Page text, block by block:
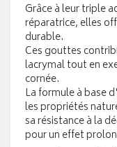
Grâce à leur triple
réparatrice, elles
durable.
Ces gouttes
lacrymal tout en
cornée.
La formule à base
les propriétés
sa résistance à la
pour un effet